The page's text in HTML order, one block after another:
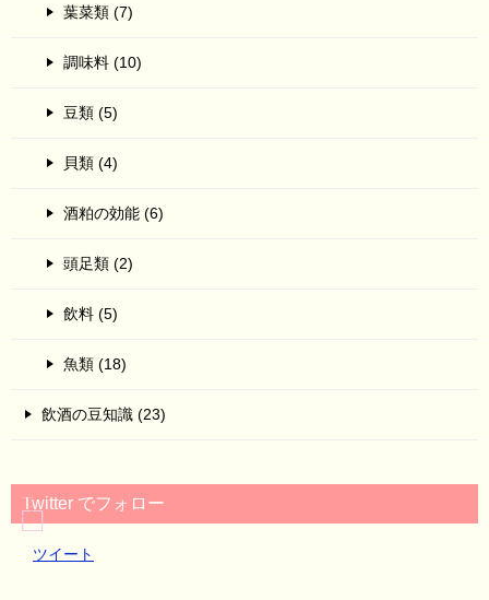
葉菜類 (7)
調味料 (10)
豆類 (5)
貝類 (4)
酒粕の効能 (6)
頭足類 (2)
飲料 (5)
魚類 (18)
飲酒の豆知識 (23)
Twitter でフォロー
ツイート